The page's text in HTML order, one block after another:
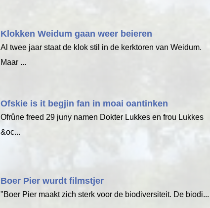
Klokken Weidum gaan weer beieren
Al twee jaar staat de klok stil in de kerktoren van Weidum.
Maar ...
Ofskie is it begjin fan in moai oantinken
Ofrûne freed 29 juny namen Dokter Lukkes en frou Lukkes
&oc...
Boer Pier wurdt filmstjer
"Boer Pier maakt zich sterk voor de biodiversiteit. De biodi...